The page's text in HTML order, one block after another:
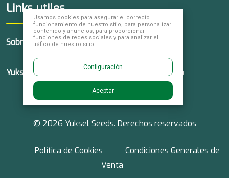
Links utiles
Sobre Nosotros
Nuestros
Productos
Noticias
Yuksel Global
Trabaja con
Nosotros
Contacto
© 2026 Yuksel Seeds. Derechos reservados
Política de Cookies
Condiciones Generales de
Venta
Usamos cookies para asegurar el correcto
funcionamiento de nuestro sitio, para personalizar
contenido y anuncios, para proporcionar
funciones de redes sociales y para analizar el
tráfico de nuestro sitio.
Configuración
Aceptar